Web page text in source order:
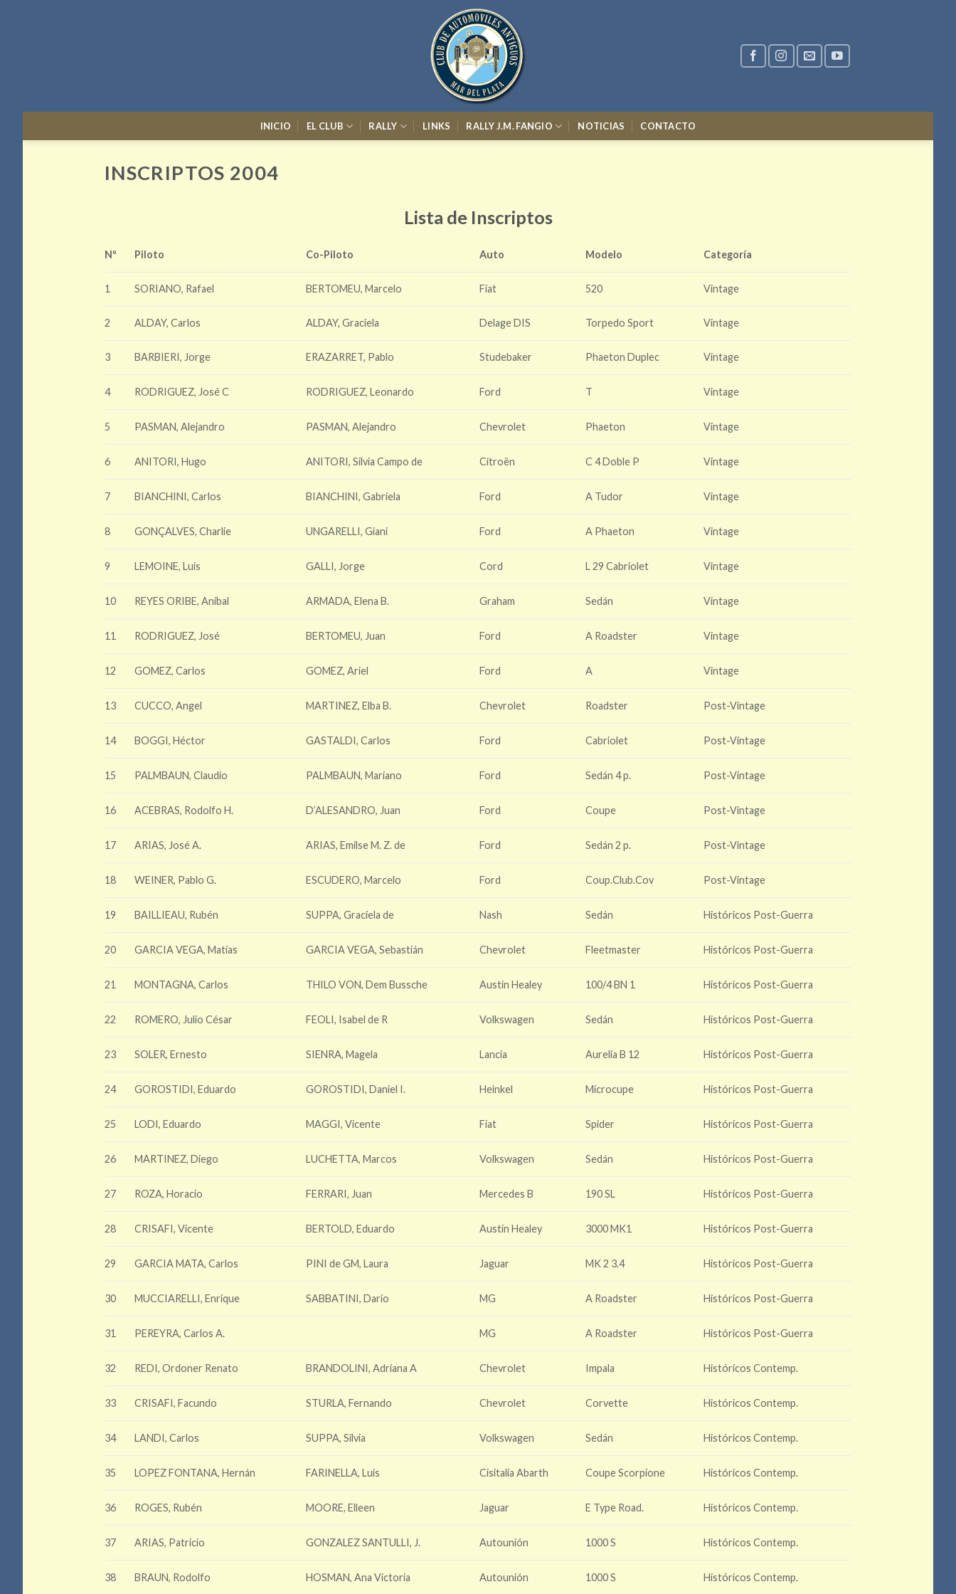
INICIO EL CLUB RALLY LINKS RALLY J.M. FANGIO NOTICIAS CONTACTO
INSCRIPTOS 2004
Lista de Inscriptos
Nº Piloto Co-Piloto Auto Modelo Categoría
1 SORIANO, Rafael BERTOMEU, Marcelo Fiat 520 Vintage
2 ALDAY, Carlos ALDAY, Graciela Delage DIS Torpedo Sport Vintage
3 BARBIERI, Jorge ERAZARRET, Pablo Studebaker Phaeton Duplec Vintage
4 RODRIGUEZ, José C RODRIGUEZ, Leonardo Ford T Vintage
5 PASMAN, Alejandro PASMAN, Alejandro Chevrolet Phaeton Vintage
6 ANITORI, Hugo ANITORI, Silvia Campo de Citroën C 4 Doble P Vintage
7 BIANCHINI, Carlos BIANCHINI, Gabriela Ford A Tudor Vintage
8 GONÇALVES, Charlie UNGARELLI, Giani Ford A Phaeton Vintage
9 LEMOINE, Luis GALLI, Jorge Cord L 29 Cabriolet Vintage
10 REYES ORIBE, Anibal ARMADA, Elena B. Graham Sedán Vintage
11 RODRIGUEZ, José BERTOMEU, Juan Ford A Roadster Vintage
12 GOMEZ, Carlos GOMEZ, Ariel Ford A Vintage
13 CUCCO, Angel MARTINEZ, Elba B. Chevrolet Roadster Post-Vintage
14 BOGGI, Héctor GASTALDI, Carlos Ford Cabriolet Post-Vintage
15 PALMBAUN, Claudio PALMBAUN, Mariano Ford Sedán 4 p. Post-Vintage
16 ACEBRAS, Rodolfo H. D’ALESANDRO, Juan Ford Coupe Post-Vintage
17 ARIAS, José A. ARIAS, Emilse M. Z. de Ford Sedán 2 p. Post-Vintage
18 WEINER, Pablo G. ESCUDERO, Marcelo Ford Coup.Club.Cov Post-Vintage
19 BAILLIEAU, Rubén SUPPA, Graciela de Nash Sedán Históricos Post-Guerra
20 GARCIA VEGA, Matías GARCIA VEGA, Sebastián Chevrolet Fleetmaster Históricos Post-Guerra
21 MONTAGNA, Carlos THILO VON, Dem Bussche Austin Healey 100/4 BN 1 Históricos Post-Guerra
22 ROMERO, Julio César FEOLI, Isabel de R Volkswagen Sedán Históricos Post-Guerra
23 SOLER, Ernesto SIENRA, Magela Lancia Aurelia B 12 Históricos Post-Guerra
24 GOROSTIDI, Eduardo GOROSTIDI, Daniel I. Heinkel Microcupe Históricos Post-Guerra
25 LODI, Eduardo MAGGI, Vicente Fiat Spider Históricos Post-Guerra
26 MARTINEZ, Diego LUCHETTA, Marcos Volkswagen Sedán Históricos Post-Guerra
27 ROZA, Horacio FERRARI, Juan Mercedes B 190 SL Históricos Post-Guerra
28 CRISAFI, Vicente BERTOLD, Eduardo Austín Healey 3000 MK1 Históricos Post-Guerra
29 GARCIA MATA, Carlos PINI de GM, Laura Jaguar MK 2 3.4 Históricos Post-Guerra
30 MUCCIARELLI, Enrique SABBATINI, Darío MG A Roadster Históricos Post-Guerra
31 PEREYRA, Carlos A. MG A Roadster Históricos Post-Guerra
32 REDI, Ordoner Renato BRANDOLINI, Adriana A Chevrolet Impala Históricos Contemp.
33 CRISAFI, Facundo STURLA, Fernando Chevrolet Corvette Históricos Contemp.
34 LANDI, Carlos SUPPA, Silvia Volkswagen Sedán Históricos Contemp.
35 LOPEZ FONTANA, Hernán FARINELLA, Luis Cisitalia Abarth Coupe Scorpione Históricos Contemp.
36 ROGES, Rubén MOORE, Elleen Jaguar E Type Road. Históricos Contemp.
37 ARIAS, Patricio GONZALEZ SANTULLI, J. Autounión 1000 S Históricos Contemp.
38 BRAUN, Rodolfo HOSMAN, Ana Victoria Autounión 1000 S Históricos Contemp.